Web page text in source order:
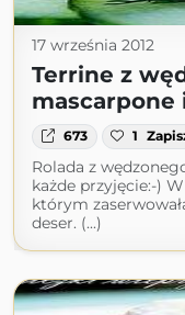
17 września 2012
Terrine z
mascarpone
673 1
Rolada z
każde przyjęcie:-)
którym
deser. (...)